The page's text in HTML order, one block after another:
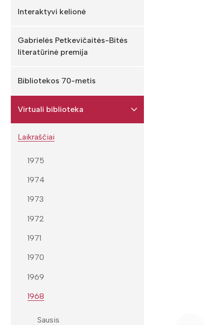
Interaktyvi kelionė
Gabrielės Petkevičaitės-Bitės
literatūrinė premija
Bibliotekos 70-metis
Virtuali biblioteka
Laikraščiai
1975
1974
1973
1972
1971
1970
1969
1968
Sausis